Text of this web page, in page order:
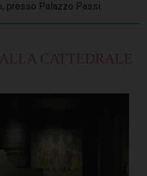
presso Palazzo Passi.
CATTEDRALE